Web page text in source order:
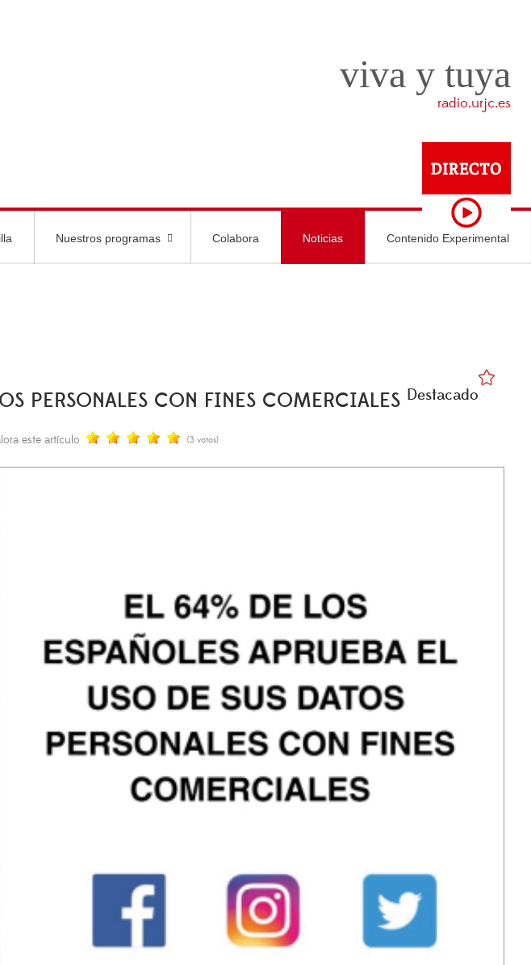
viva y tuya
radio.urjc.es
Nuestros programas Colabora Noticias Contenido Experimental
PERSONALES CON FINES COMERCIALES Destacado
este artículo (3 votos)